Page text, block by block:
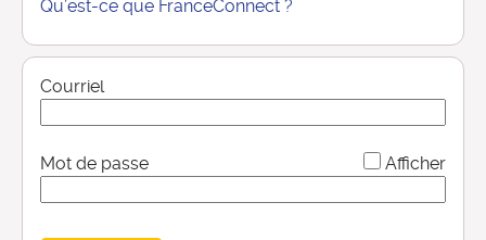
Qu’est-ce que FranceConnect ?
Courriel
Mot de passe Afficher